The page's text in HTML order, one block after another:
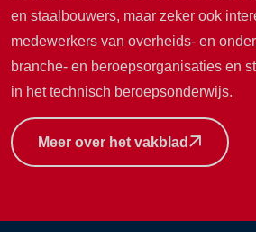
en staalbouwers, maar zeker ook
medewerkers van overheids- en
branche- en beroepsorganisaties en
in het technisch beroepsonderwijs.
Meer over het vakblad